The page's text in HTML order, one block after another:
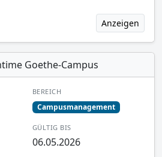
Anzeigen
Goethe-Campus
BEREICH
Campusmanagement
GÜLTIG BIS
06.05.2026